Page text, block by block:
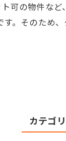
可の物件な
。そのため
カテゴ